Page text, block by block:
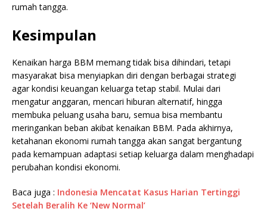
rumah tangga.
Kesimpulan
Kenaikan harga BBM memang tidak bisa dihindari, tetapi
masyarakat bisa menyiapkan diri dengan berbagai strategi
agar kondisi keuangan keluarga tetap stabil. Mulai dari
mengatur anggaran, mencari hiburan alternatif, hingga
membuka peluang usaha baru, semua bisa membantu
meringankan beban akibat kenaikan BBM. Pada akhirnya,
ketahanan ekonomi rumah tangga akan sangat bergantung
pada kemampuan adaptasi setiap keluarga dalam menghadapi
perubahan kondisi ekonomi.
Baca juga : Indonesia Mencatat Kasus Harian Tertinggi
Setelah Beralih Ke ‘New Normal’